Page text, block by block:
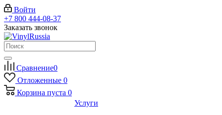
Войти
+7 800 444-08-37
Заказать звонок
Сравнение0
Отложенные 0
Корзина пуста 0
Услуги